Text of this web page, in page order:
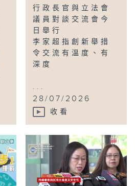
行政長官與立法會
議員對談交流會今
日舉行
李家超指創新舉措
令交流有溫度、有
深度
...
28/07/2026
收看